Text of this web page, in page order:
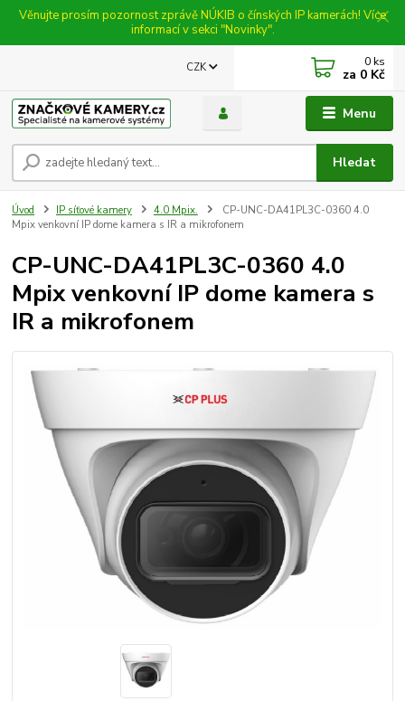
Věnujte prosím pozornost zprávě NÚKIB o čínských IP kamerách! Více
informací v sekci "Novinky".
Menu
CZK
Hledat
0 ks
za 0 Kč
Úvod IP síťové kamery 4.0 Mpix.
CP-UNC-DA41PL3C-0360 4.0
Mpix venkovní IP dome kamera s IR a mikrofonem
CP-UNC-DA41PL3C-0360 4.0
Mpix venkovní IP dome kamera s
IR a mikrofonem